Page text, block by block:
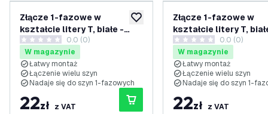
dodaj do listy życzeń
Złącze 1-fazowe w
kształcie litery T, białe -
prawe-1
0 Gwiazdki oceny
0.0 (0)
W magazynie
Łatwy montaż
Łączenie wielu szyn
Nadaje się do szyn 1-fazowych
22zł z VAT
Złącze 1-fazowe w
kształcie litery T,
prawe-2
0 Gwiazdki oceny
0.0 (0)
W magazynie
Łatwy montaż
Łączenie wielu szyn
Nadaje się do szyn 1-
22zł z VAT